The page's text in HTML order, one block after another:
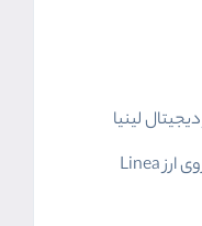
لینیا
جمع‌بندی: آیا سرمایه‌گذاری روی ارز Linea